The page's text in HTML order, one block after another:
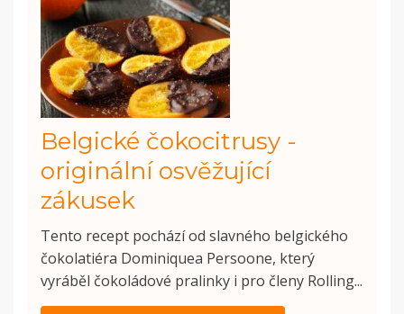
Belgické čokocitrusy -
originální osvěžující
zákusek
Tento recept pochází od slavného belgického
čokolatiéra Dominiquea Persoone, který
vyráběl čokoládové pralinky i pro členy Rolling...